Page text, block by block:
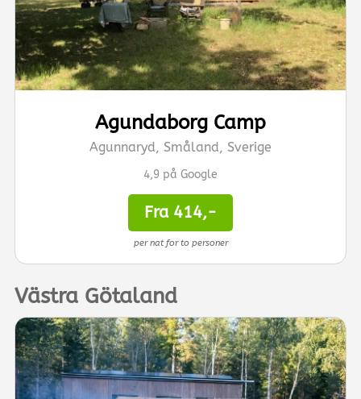
Agundaborg Camp
Agunnaryd, Småland, Sverige
4,9 på Google
Fra 414,-
per nat for to personer
Västra Götaland